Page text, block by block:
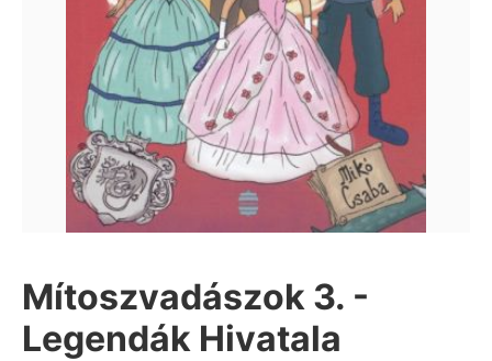
Mítoszvadászok 3. -
Legendák Hivatala